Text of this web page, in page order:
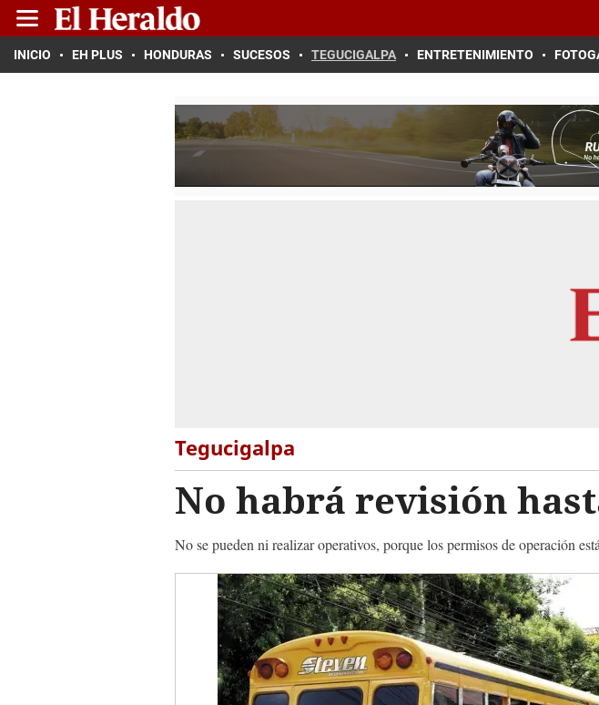
INICIO EH PLUS HONDURAS SUCESOS TEGUCIGALPA ENTRETENIMIENTO
Tegucigalpa
No habrá revisión
No se pueden ni realizar operativos, porque los permisos de operación